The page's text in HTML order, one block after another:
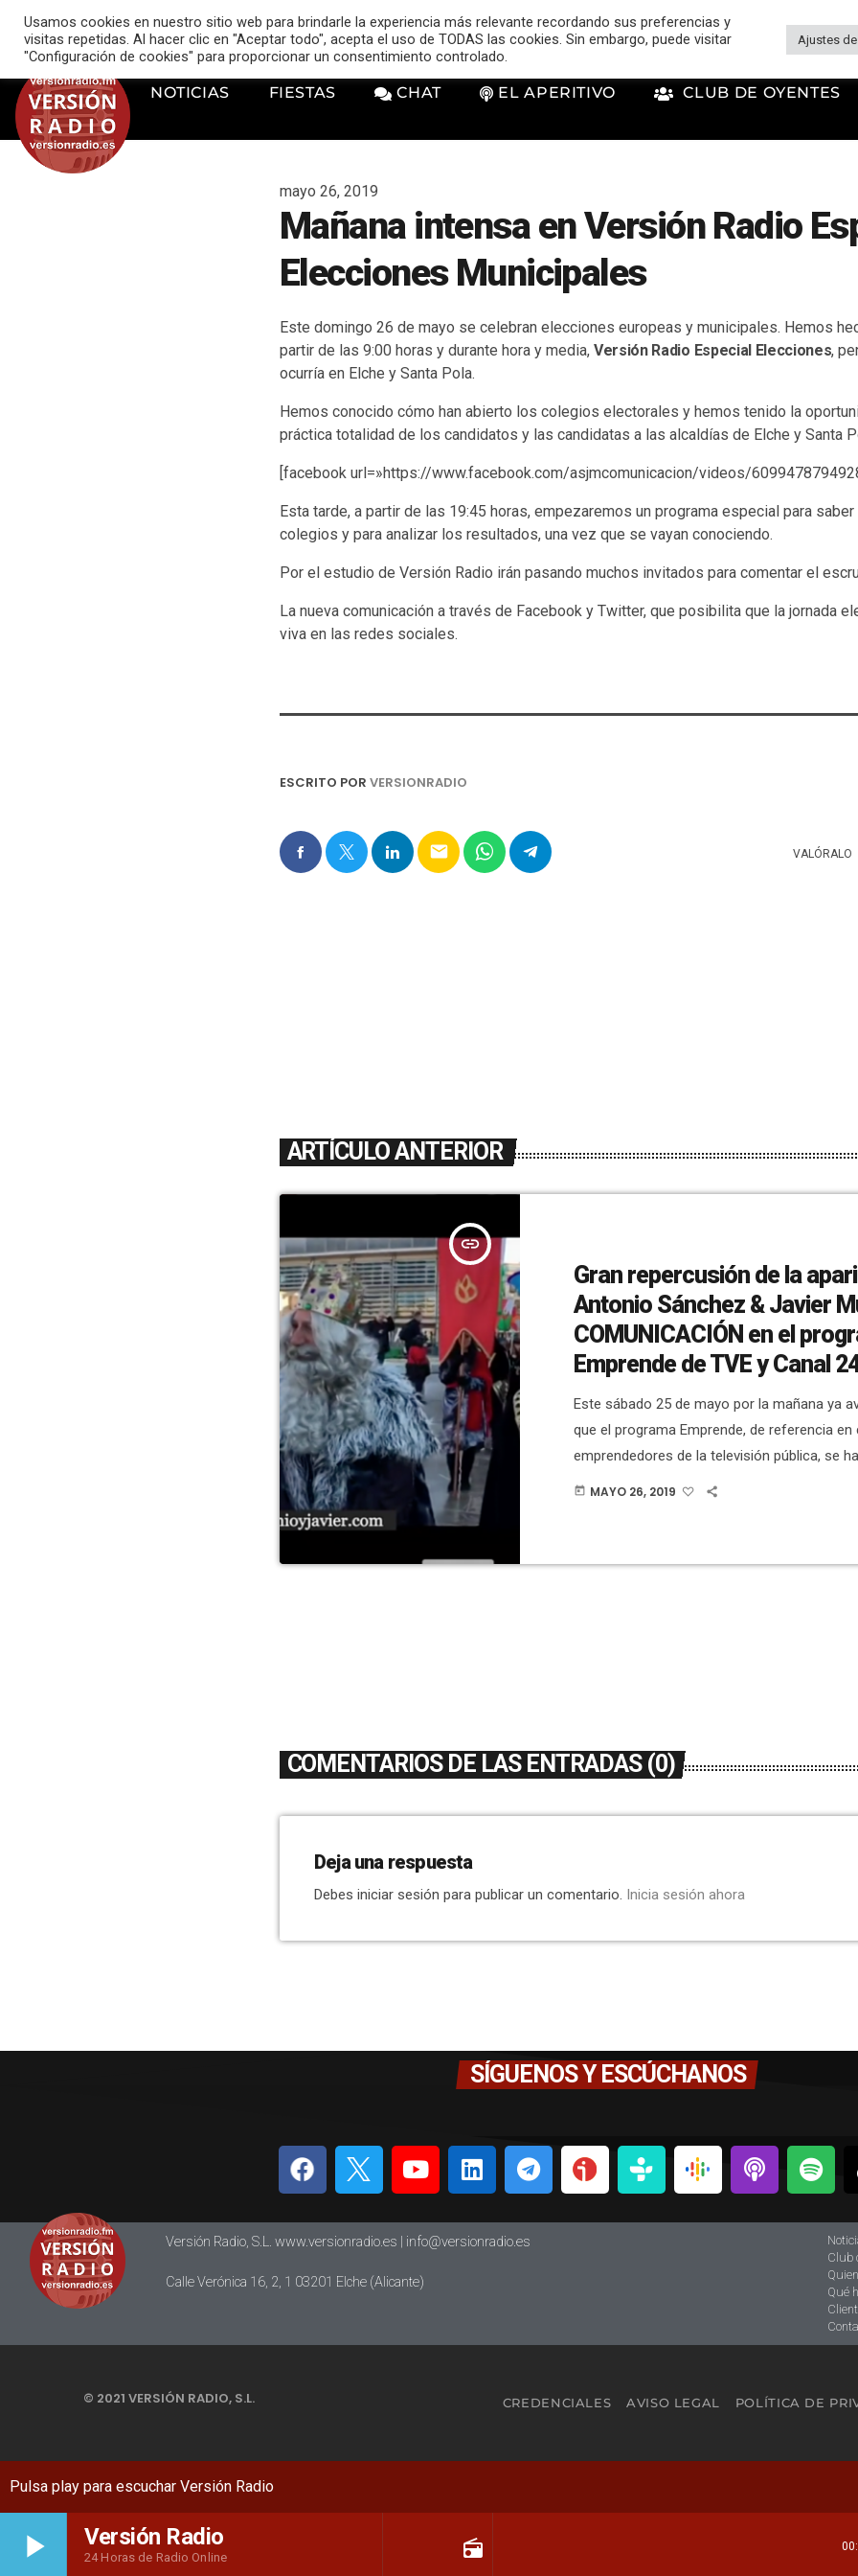
play_arrow Versión Radio
24 Horas de Radio Online radio
music_note VERSIÓN RADIO
NOTICIAS FIESTAS CHAT EL APERITIVO CLUB DE OYENTES
mayo 26, 2019
Mañana intensa en Versión Radio
Elecciones Municipales
Este domingo 26 de mayo se celebran elecciones europeas y municipales. Hemos
partir de las 9:00 horas y durante hora y media, Versión Radio Especial Elecciones,
ocurría en Elche y Santa Pola.
Hemos conocido cómo han abierto los colegios electorales y hemos tenido la
práctica totalidad de los candidatos y las candidatas a las alcaldías de Elche y Santa
[facebook url=»https://www.facebook.com/asjmcomunicacion/videos/
Esta tarde, a partir de las 19:45 horas, empezaremos un programa especial para
colegios y para analizar los resultados, una vez que se vayan conociendo.
Por el estudio de Versión Radio irán pasando muchos invitados para comentar el
La nueva comunicación a través de Facebook y Twitter, que posibilita que la jornada
viva en las redes sociales.
ESCRITO POR VERSIONRADIO
email VALÓRALO
ARTÍCULO ANTERIOR
insert_link
Gran repercusión de la
Antonio Sánchez & Javier
COMUNICACIÓN en el
Emprende de TVE y Canal
Este sábado 25 de mayo por la mañana ya
que el programa Emprende, de referencia en
emprendedores de la televisión pública, se
trabajo que realizamos desde Antonio
today MAYO 26, 2019
COMENTARIOS DE LAS ENTRADAS (0)
Deja una respuesta
Debes iniciar sesión para publicar un comentario. Inicia sesión ahora
SÍGUENOS Y ESCÚCHANOS
Versión Radio, S.L. www.versionradio.es | info@versionradio.es
Calle Verónica 16, 2, 1 03201 Elche (Alicante)
Club
Qué
© 2021 VERSIÓN RADIO, S.L. CREDENCIALES AVISO LEGAL POLÍTICA DE
Usamos cookies en nuestro sitio web para brindarle la experiencia más relevante recordando sus preferencias y
visitas repetidas. Al hacer clic en "Aceptar todo", acepta el uso de TODAS las cookies. Sin embargo, puede visitar
"Configuración de cookies" para proporcionar un consentimiento controlado.
Ajustes